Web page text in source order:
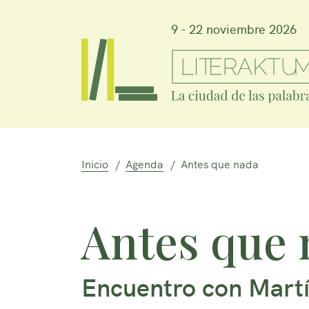
9 - 22 noviembre 2026
Inicio Agenda Antes que nada
Antes que
Encuentro con